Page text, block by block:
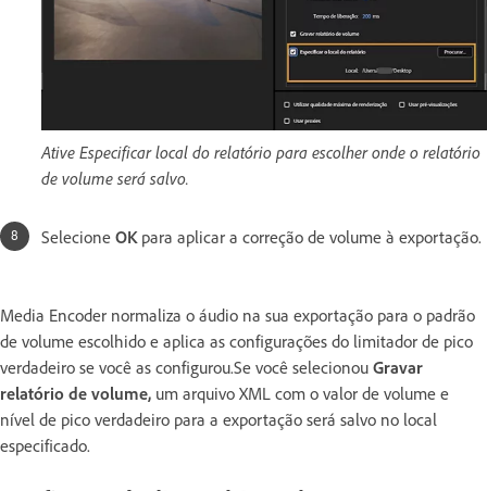
Ative Especificar local do relatório para escolher onde o relatório
de volume será salvo.
Selecione OKpara aplicar a correção de volume à exportação.
Media Encoder normaliza o áudio na sua exportação para o padrão
de volume escolhido e aplica as configurações do limitador de pico
verdadeiro se você as configurou.Se você selecionou Gravar
relatório de volume, um arquivo XML com o valor de volume e
nível de pico verdadeiro para a exportação será salvo no local
especificado.